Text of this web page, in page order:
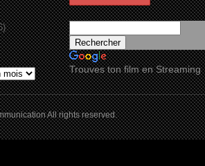
Trouves ton film en Streaming
All rights reserved.